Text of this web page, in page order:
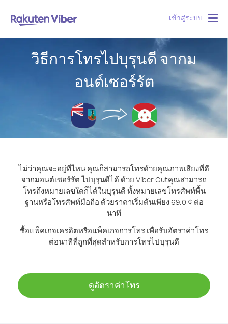
เข้าสู่ระบบ
วิธีการโทรไปบุรุนดี จากม
อนต์เซอร์รัต
ไม่ว่าคุณจะอยู่ที่ไหน คุณก็สามารถโทรด้วยคุณภาพเสียงที่ดี
จากมอนต์เซอร์รัต ไปบุรุนดีได้ ด้วย Viber Outคุณสามารถ
โทรถึงหมายเลขใดก็ได้ในบุรุนดี ทั้งหมายเลขโทรศัพท์พื้น
ฐานหรือโทรศัพท์มือถือ ด้วยราคาเริ่มต้นเพียง 69.0 ¢ ต่อ
นาที
ซื้อแพ็คเกจเครดิตหรือแพ็คเกจการโทร เพื่อรับอัตราค่าโทร
ต่อนาทีที่ถูกที่สุดสำหรับการโทรไปบุรุนดี
ดูอัตราค่าโทร